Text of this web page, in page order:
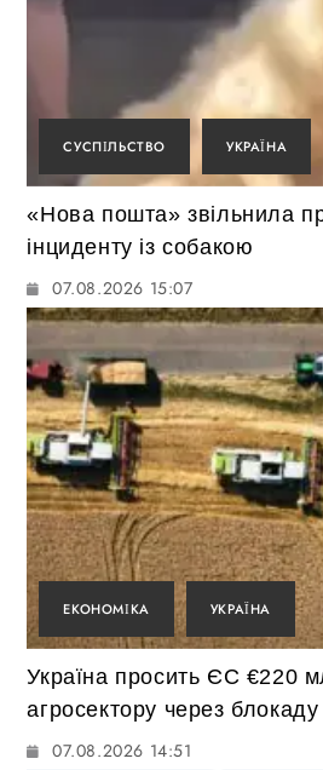
СУСПІЛЬСТВО УКРАЇНА
«Нова пошта» звільнила
інциденту із собакою
07.08.2026 15:07
ЕКОНОМІКА УКРАЇНА
Україна просить ЄС €220
агросектору через
07.08.2026 14:51